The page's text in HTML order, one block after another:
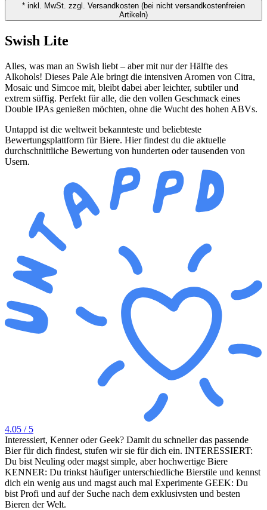
* inkl. MwSt. zzgl. Versandkosten (bei nicht versandkostenfreien
Artikeln)
Swish Lite
Alles, was man an Swish liebt – aber mit nur der Hälfte des
Alkohols! Dieses Pale Ale bringt die intensiven Aromen von Citra,
Mosaic und Simcoe mit, bleibt dabei aber leichter, subtiler und
extrem süffig. Perfekt für alle, die den vollen Geschmack eines
Double IPAs genießen möchten, ohne die Wucht des hohen ABVs.
Untappd ist die weltweit bekannteste und beliebteste
Bewertungsplattform für Biere. Hier findest du die aktuelle
durchschnittliche Bewertung von hunderten oder tausenden von
Usern.
4.05 / 5
Interessiert, Kenner oder Geek? Damit du schneller das passende
Bier für dich findest, stufen wir sie für dich ein. INTERESSIERT:
Du bist Neuling oder magst simple, aber hochwertige Biere
KENNER: Du trinkst häufiger unterschiedliche Bierstile und kennst
dich ein wenig aus und magst auch mal Experimente GEEK: Du
bist Profi und auf der Suche nach dem exklusivsten und besten
Bieren der Welt.